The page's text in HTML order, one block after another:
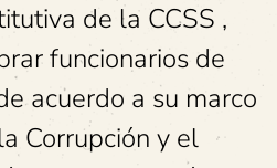
de la CCSS ,
funcionarios de
acuerdo a su marco
Corrupción y el